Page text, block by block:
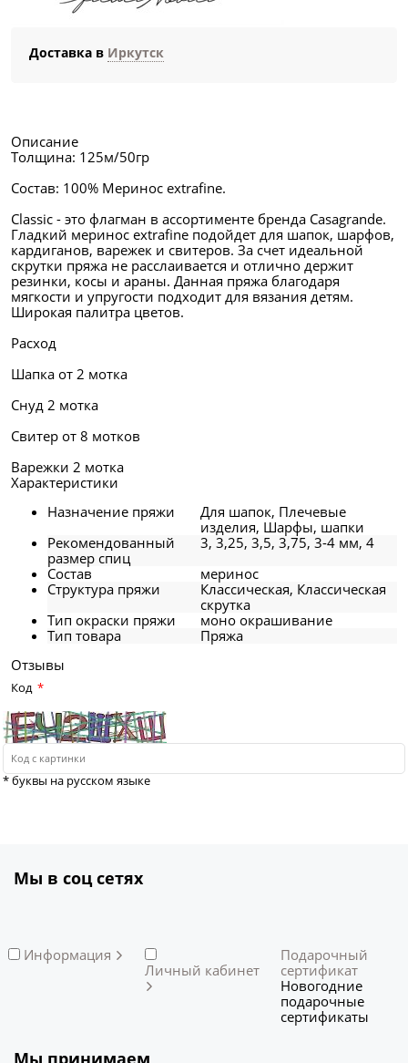
Доставка в Иркутск
Описание
Толщина: 125м/50гр
Состав: 100% Меринос extrafine.
Classic - это флагман в ассортименте бренда Casagrande.
Гладкий меринос extrafine подойдет для шапок, шарфов,
кардиганов, варежек и свитеров. За счет идеальной
скрутки пряжа не расслаивается и отлично держит
резинки, косы и араны. Данная пряжа благодаря
мягкости и упругости подходит для вязания детям.
Широкая палитра цветов.
Расход
Шапка от 2 мотка
Снуд 2 мотка
Свитер от 8 мотков
Варежки 2 мотка
Характеристики
Назначение пряжи
Для шапок, Плечевые
изделия, Шарфы, шапки
Рекомендованный
размер спиц
3, 3,25, 3,5, 3,75, 3-4 мм, 4
Состав
меринос
Структура пряжи
Классическая, Классическая
скрутка
Тип окраски пряжи
моно окрашивание
Тип товара
Пряжа
Отзывы
Код
* буквы на русском языке
Мы в соц сетях
Информация
Личный кабинет
Подарочный
сертификат
Новогодние
подарочные
сертификаты